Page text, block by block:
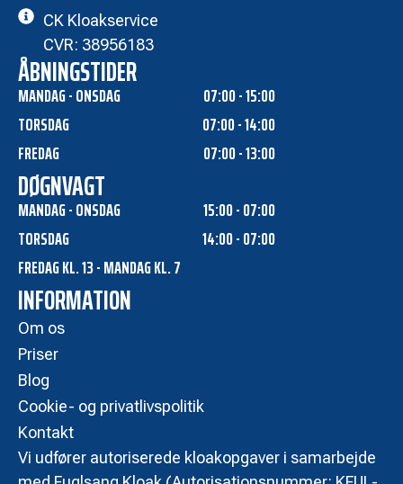
CK Kloakservice
CVR: 38956183
ÅBNINGSTIDER
MANDAG - ONSDAG
07:00 - 15:00
TORSDAG
07:00 - 14:00
FREDAG
07:00 - 13:00
DØGNVAGT
MANDAG - ONSDAG
15:00 - 07:00
TORSDAG
14:00 - 07:00
FREDAG KL. 13 - MANDAG KL. 7
INFORMATION
Om os
Priser
Blog
Cookie- og privatlivspolitik
Kontakt
Vi udfører autoriserede kloakopgaver i samarbejde